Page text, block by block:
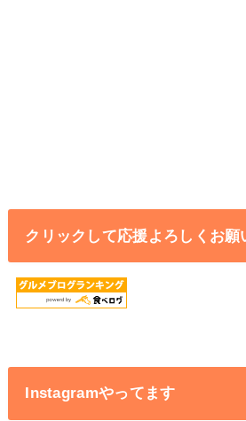
クリックして応援よろしくお願
Instagramやってます